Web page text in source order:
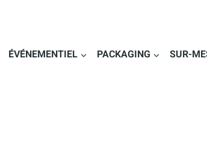
ÉVÉNEMENTIEL PACKAGING SUR-